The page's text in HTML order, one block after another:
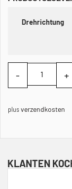
Drehrichtung
plusverzendkosten
KLANTEN